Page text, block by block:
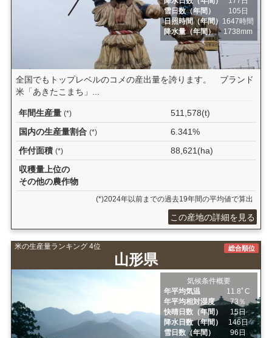
雪日数（年間）
105日
日照時間（年間） 1647時間
降水量（年間）
1738mm
全国でもトップレベルのコメの産出量を誇ります。 ブランド
米「あきたこまち」...
年間生産量 (*)
511,578(t)
国内の生産量割合 (*)
6.341%
作付面積 (*)
88,621(ha)
収穫量上位の
その他の農作物
(*)2024年以前までの過去19年間の平均値で算出
この産地の詳細を見る
米の生産量ランキング 4位
山形県
総合順位
気候条件概要
年平均気温
11.8ﾟC
年平均相対湿度
73％
快晴日数（年間）
15日
降水日数（年間）
146日
雪日数（年間）
96日